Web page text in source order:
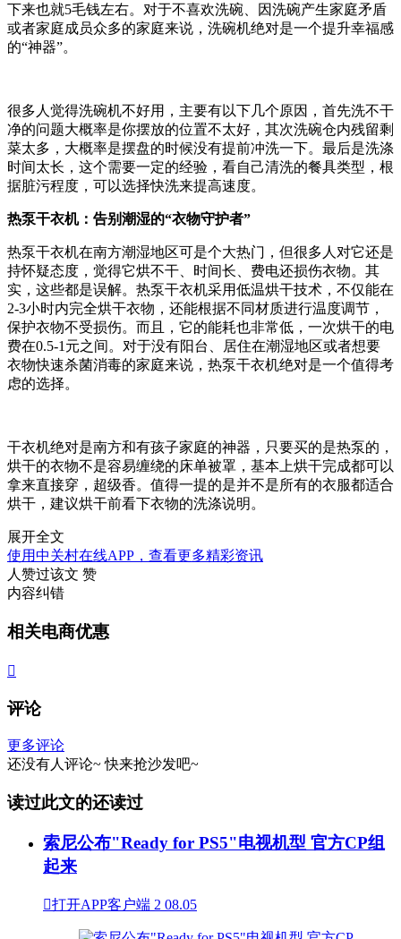
下来也就5毛钱左右。对于不喜欢洗碗、因洗碗产生家庭矛盾
或者家庭成员众多的家庭来说，洗碗机绝对是一个提升幸福感
的“神器”。
很多人觉得洗碗机不好用，主要有以下几个原因，首先洗不干
净的问题大概率是你摆放的位置不太好，其次洗碗仓内残留剩
菜太多，大概率是摆盘的时候没有提前冲洗一下。最后是洗涤
时间太长，这个需要一定的经验，看自己清洗的餐具类型，根
据脏污程度，可以选择快洗来提高速度。
热泵干衣机：告别潮湿的“衣物守护者”
热泵干衣机在南方潮湿地区可是个大热门，但很多人对它还是
持怀疑态度，觉得它烘不干、时间长、费电还损伤衣物。其
实，这些都是误解。热泵干衣机采用低温烘干技术，不仅能在
2-3小时内完全烘干衣物，还能根据不同材质进行温度调节，
保护衣物不受损伤。而且，它的能耗也非常低，一次烘干的电
费在0.5-1元之间。对于没有阳台、居住在潮湿地区或者想要
衣物快速杀菌消毒的家庭来说，热泵干衣机绝对是一个值得考
虑的选择。
干衣机绝对是南方和有孩子家庭的神器，只要买的是热泵的，
烘干的衣物不是容易缠绕的床单被罩，基本上烘干完成都可以
拿来直接穿，超级香。值得一提的是并不是所有的衣服都适合
烘干，建议烘干前看下衣物的洗涤说明。
展开全文
使用中关村在线APP，查看更多精彩资讯
人赞过该文 赞
内容纠错
相关电商优惠

评论
更多评论
还没有人评论~ 快来抢沙发吧~
读过此文的还读过
索尼公布"Ready for PS5"电视机型 官方CP组
起来
打开APP客户端 2 08.05